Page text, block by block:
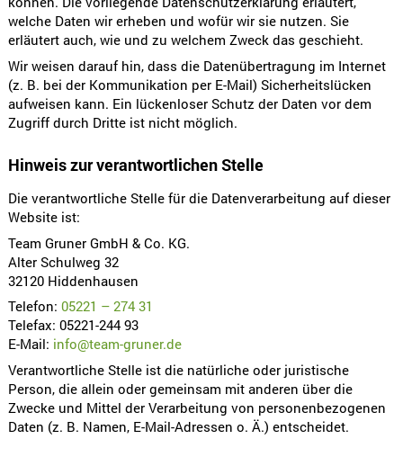
welche Daten wir erheben und wofür wir sie nutzen. Sie
erläutert auch, wie und zu welchem Zweck das geschieht.
Wir weisen darauf hin, dass die Datenübertragung im Internet
(z. B. bei der Kommunikation per E-Mail) Sicherheitslücken
aufweisen kann. Ein lückenloser Schutz der Daten vor dem
Zugriff durch Dritte ist nicht möglich.
Hinweis zur verantwortlichen Stelle
Die verantwortliche Stelle für die Datenverarbeitung auf dieser
Website ist:
Team Gruner GmbH & Co. KG.
Alter Schulweg 32
32120 Hiddenhausen
Telefon: 05221 – 274 31
Telefax: 05221-244 93
E-Mail: info@team-gruner.de
Verantwortliche Stelle ist die natürliche oder juristische
Person, die allein oder gemeinsam mit anderen über die
Zwecke und Mittel der Verarbeitung von personenbezogenen
Daten (z. B. Namen, E-Mail-Adressen o. Ä.) entscheidet.